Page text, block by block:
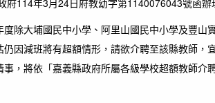
府114年3月24日府教幼字第1140076043號函辦
除大埔國民中小學、阿里山國民中小學及豐山
仍因減班將有超額情形，請欲介聘至該縣教師，
事，將依「嘉義縣政府所屬各級學校超額教師介